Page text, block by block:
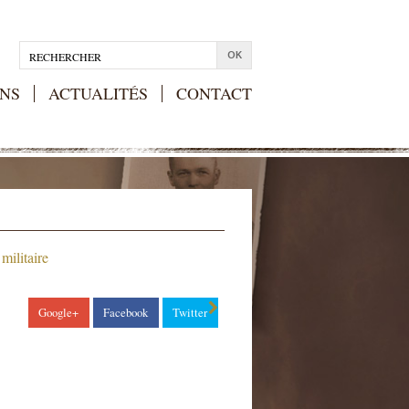
ACTUALITÉS CONTACT
Google+ Facebook Twitter